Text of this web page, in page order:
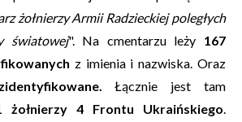
żołnierzy Armii Radzieckiej poległych
światowej". Na cmentarzu leży 167
z imienia i nazwiska. Oraz
Łącznie jest tam
żołnierzy 4 Frontu Ukraińskiego.